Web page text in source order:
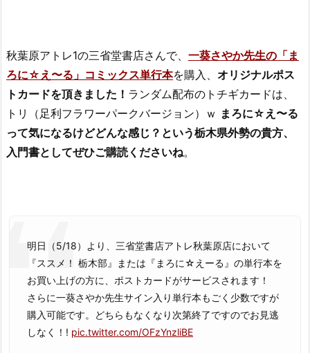
秋葉原アトレ1の三省堂書店さんで、 一葵さやか先生の「ま
ろに☆え〜る」コミックス単行本を購入、 オリジナルポス
トカードを頂きました！ ランダム配布のトチギカードは、
トリ（足利フラワーパークバージョン）ｗ まろに☆え〜る
って気になるけどどんな感じ？という栃木県外勢の貴方、
入門書としてぜひご購読くださいね。
明日（5/18）より、三省堂書店アトレ秋葉原店において
『ススメ！ 栃木部』または『まろに☆えーる』の単行本を
お買い上げの方に、ポストカードがサービスされます！
さらに一葵さやか先生サイン入り単行本もごく少数ですが
購入可能です。どちらもなくなり次第終了ですのでお見逃
しなく！! pic.twitter.com/OFzYnzliBE